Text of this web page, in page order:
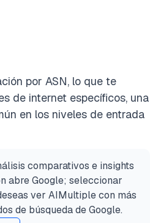
por ASN, lo que te
de internet específicos, una
en los niveles de entrada
comparativos e insights
abre Google; seleccionar
ver AIMultiple con más
de búsqueda de Google.